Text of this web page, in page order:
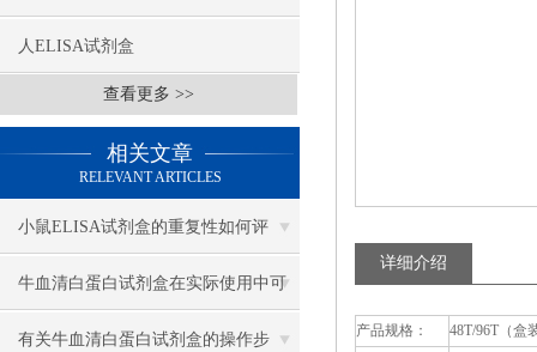
人ELISA试剂盒
查看更多 >>
相关文章
RELEVANT ARTICLES
小鼠ELISA试剂盒的重复性如何评
估？
牛血清白蛋白试剂盒在实际使用中可
分为多种类型测定
有关牛血清白蛋白试剂盒的操作步
详细介绍
产品规格：
48T/96T（盒